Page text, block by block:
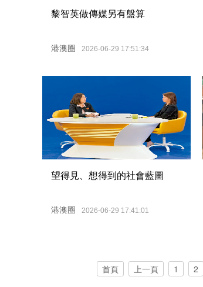
黎智英做傳媒另有盤算
港澳圈 2026-06-29 17:51:34
望得見、想得到的社會藍圖
港澳圈 2026-06-29 17:41:01
首頁 上一頁 1 2